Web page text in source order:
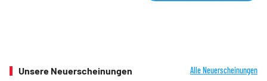
Unsere Neuerscheinungen Alle Neuerscheinungen